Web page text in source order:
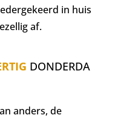
in huis
af.
DONDERDA
anders, de